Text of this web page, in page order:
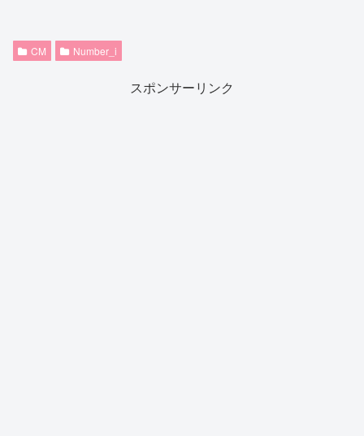
CM Number_i
スポンサーリンク